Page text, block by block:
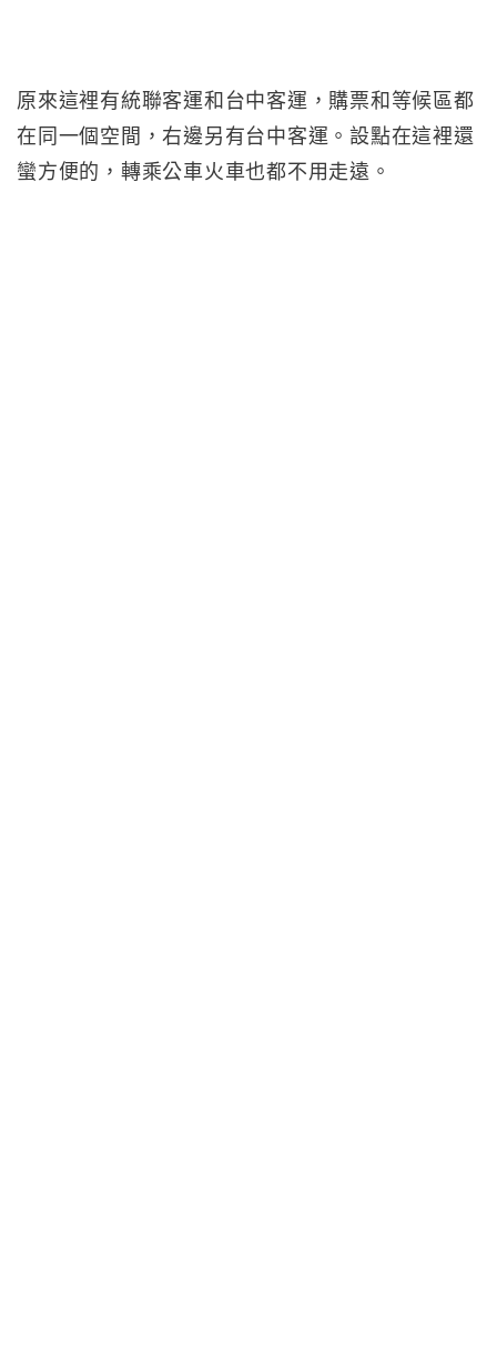
原來這裡有統聯客運和台中客運，購票和等候區都
在同一個空間，右邊另有台中客運。設點在這裡還
蠻方便的，轉乘公車火車也都不用走遠。